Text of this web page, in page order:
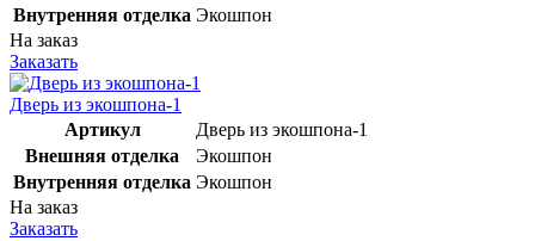
Внутренняя отделка Экошпон
На заказ
Заказать
Дверь из экошпона-1
Артикул
Дверь из экошпона-1
Внешняя отделка
Экошпон
Внутренняя отделка Экошпон
На заказ
Заказать